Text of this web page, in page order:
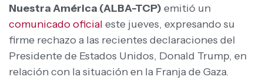
Nuestra América (ALBA-TCP) emitió un
comunicado oficial este jueves, expresando su
firme rechazo a las recientes declaraciones del
Presidente de Estados Unidos, Donald Trump, en
relación con la situación en la Franja de Gaza.